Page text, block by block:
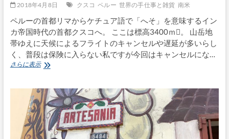
2018年4月8日 クスコ ペルー 世界の手仕事と雑貨 南米
ペルーの首都リマからケチュア語で「へそ」を意味するイン
カ帝国時代の首都クスコへ。 ここは標高3400ｍ。 山岳地
帯ゆえに天候によるフライトのキャンセルや遅延が多いらし
く、普段は保険に入らない私ですが今回はキャンセルにな…
さらに表示イ
帝
国
の
首
都
ク